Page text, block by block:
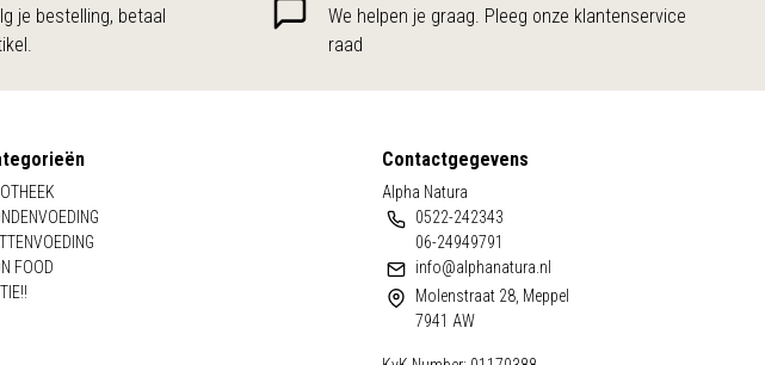
je bestelling, betaal
We helpen je graag. Pleeg onze klantenservice
raad
FOOD
Contactgegevens
Alpha Natura
0522-242343
06-24949791
info@alphanatura.nl
Molenstraat 28, Meppel
7941 AW